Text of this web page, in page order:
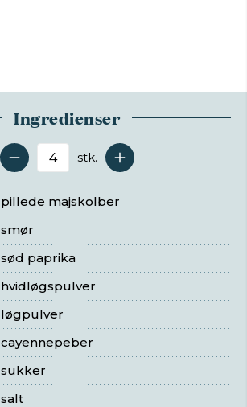
Ingredienser
Antal serveringer
stk.
pillede majskolber
smør
sød paprika
hvidløgspulver
løgpulver
cayennepeber
sukker
salt